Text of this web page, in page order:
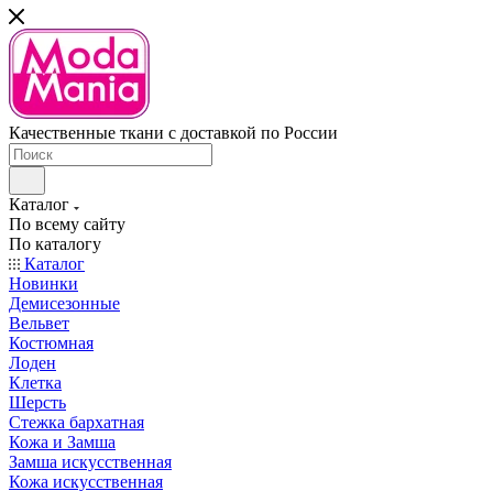
Качественные ткани с доставкой по России
Каталог
По всему сайту
По каталогу
Каталог
Новинки
Демисезонные
Вельвет
Костюмная
Лоден
Клетка
Шерсть
Стежка бархатная
Кожа и Замша
Замша искусственная
Кожа искусственная